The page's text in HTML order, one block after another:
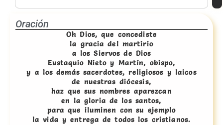
Oración
Oh Dios, que concediste
la gracia del martirio
a los Siervos de Dios
Eustaquio Nieto y Martín, obispo,
y a los demás sacerdotes, religiosos y laicos
de nuestras diócesis,
haz que sus nombres aparezcan
en la gloria de los santos,
para que iluminen con su ejemplo
la vida y entrega de todos los cristianos.